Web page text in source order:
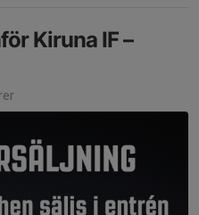
Kiruna IF –